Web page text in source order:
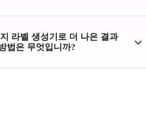
라벨 생성기로 더 나은 결과
법은 무엇입니까?